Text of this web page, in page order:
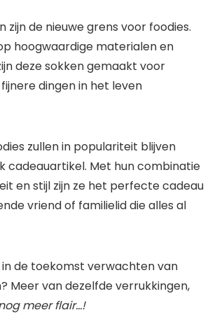
zijn de nieuwe grens voor foodies.
hoogwaardige materialen en
deze sokken gemaakt voor
dingen in het leven
zullen in populariteit blijven
cadeauartikel. Met hun combinatie
en stijl zijn ze het perfecte cadeau
vriend of familielid die alles al
de toekomst verwachten van
Meer van dezelfde verrukkingen,
meer flair…!